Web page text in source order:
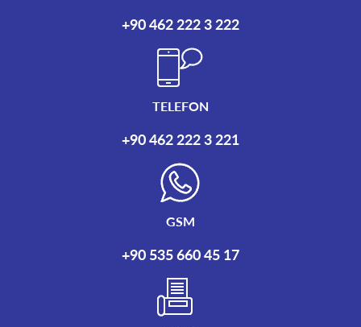
+90 462 222 3 222
TELEFON
+90 462 222 3 221
GSM
+90 535 660 45 17